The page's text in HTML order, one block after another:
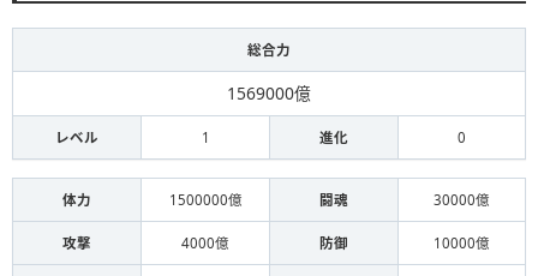
総合力
1569000億
レベル 1 進化 0
体力 1500000億 闘魂 30000億
攻撃 4000億 防御 10000億